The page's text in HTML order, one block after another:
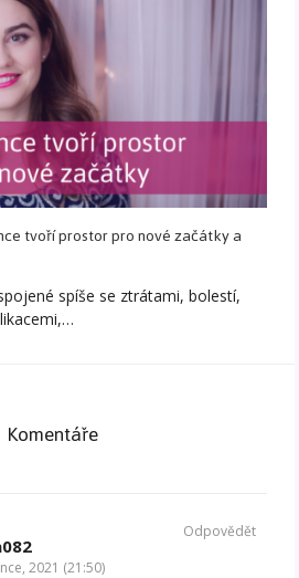
tvoří prostor pro nové začátky a
spíše se ztrátami, bolestí,
Komentáře
2021 (21:50)
Odpovědět